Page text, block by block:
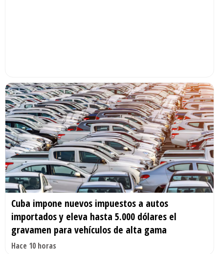
Cuba impone nuevos impuestos a autos
importados y eleva hasta 5.000 dólares el
gravamen para vehículos de alta gama
Hace 10 horas